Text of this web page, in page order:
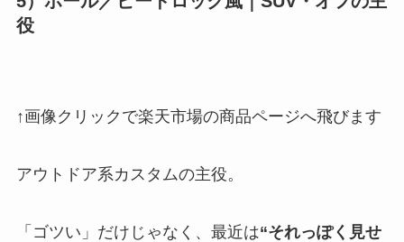
役
↑画像クリックで楽天市場の商品ページへ飛びます
アウトドア系カスタムの主役。
「ゴツい」だけじゃなく、最近は“それっぽく見せ